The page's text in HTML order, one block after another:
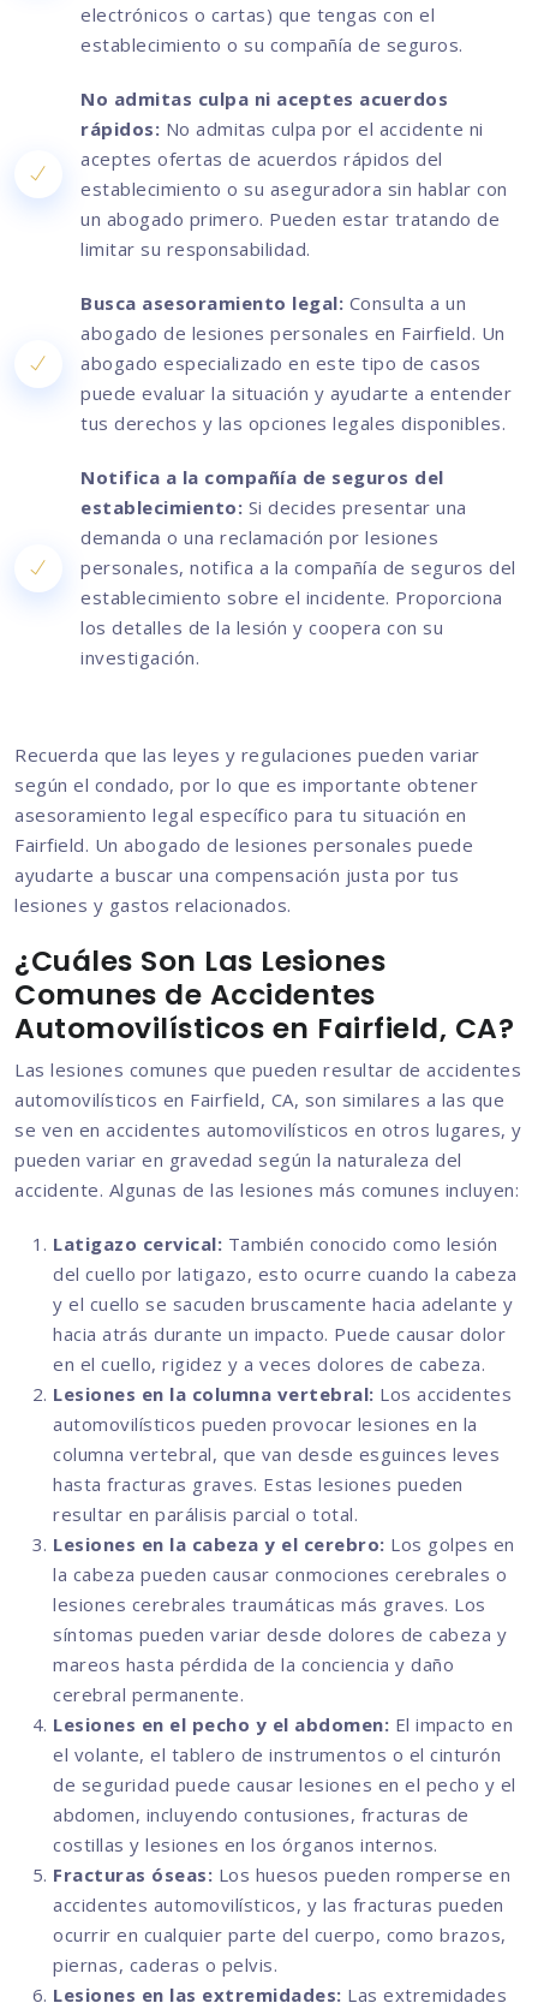
electrónicos o cartas) que tengas con el
establecimiento o su compañía de seguros.
No admitas culpa ni aceptes acuerdos
rápidos: No admitas culpa por el accidente ni
aceptes ofertas de acuerdos rápidos del
establecimiento o su aseguradora sin hablar con
un abogado primero. Pueden estar tratando de
limitar su responsabilidad.
Busca asesoramiento legal: Consulta a un
abogado de lesiones personales en Fairfield. Un
abogado especializado en este tipo de casos
puede evaluar la situación y ayudarte a entender
tus derechos y las opciones legales disponibles.
Notifica a la compañía de seguros del
establecimiento: Si decides presentar una
demanda o una reclamación por lesiones
personales, notifica a la compañía de seguros del
establecimiento sobre el incidente. Proporciona
los detalles de la lesión y coopera con su
investigación.
Recuerda que las leyes y regulaciones pueden variar
según el condado, por lo que es importante obtener
asesoramiento legal específico para tu situación en
Fairfield. Un abogado de lesiones personales puede
ayudarte a buscar una compensación justa por tus
lesiones y gastos relacionados.
¿Cuáles Son Las Lesiones
Comunes de Accidentes
Automovilísticos en Fairfield, CA?
Las lesiones comunes que pueden resultar de accidentes
automovilísticos en Fairfield, CA, son similares a las que
se ven en accidentes automovilísticos en otros lugares, y
pueden variar en gravedad según la naturaleza del
accidente. Algunas de las lesiones más comunes incluyen:
Latigazo cervical: También conocido como lesión
del cuello por latigazo, esto ocurre cuando la cabeza
y el cuello se sacuden bruscamente hacia adelante y
hacia atrás durante un impacto. Puede causar dolor
en el cuello, rigidez y a veces dolores de cabeza.
Lesiones en la columna vertebral: Los accidentes
automovilísticos pueden provocar lesiones en la
columna vertebral, que van desde esguinces leves
hasta fracturas graves. Estas lesiones pueden
resultar en parálisis parcial o total.
Lesiones en la cabeza y el cerebro: Los golpes en
la cabeza pueden causar conmociones cerebrales o
lesiones cerebrales traumáticas más graves. Los
síntomas pueden variar desde dolores de cabeza y
mareos hasta pérdida de la conciencia y daño
cerebral permanente.
Lesiones en el pecho y el abdomen: El impacto en
el volante, el tablero de instrumentos o el cinturón
de seguridad puede causar lesiones en el pecho y el
abdomen, incluyendo contusiones, fracturas de
costillas y lesiones en los órganos internos.
Fracturas óseas: Los huesos pueden romperse en
accidentes automovilísticos, y las fracturas pueden
ocurrir en cualquier parte del cuerpo, como brazos,
piernas, caderas o pelvis.
Lesiones en las extremidades: Las extremidades